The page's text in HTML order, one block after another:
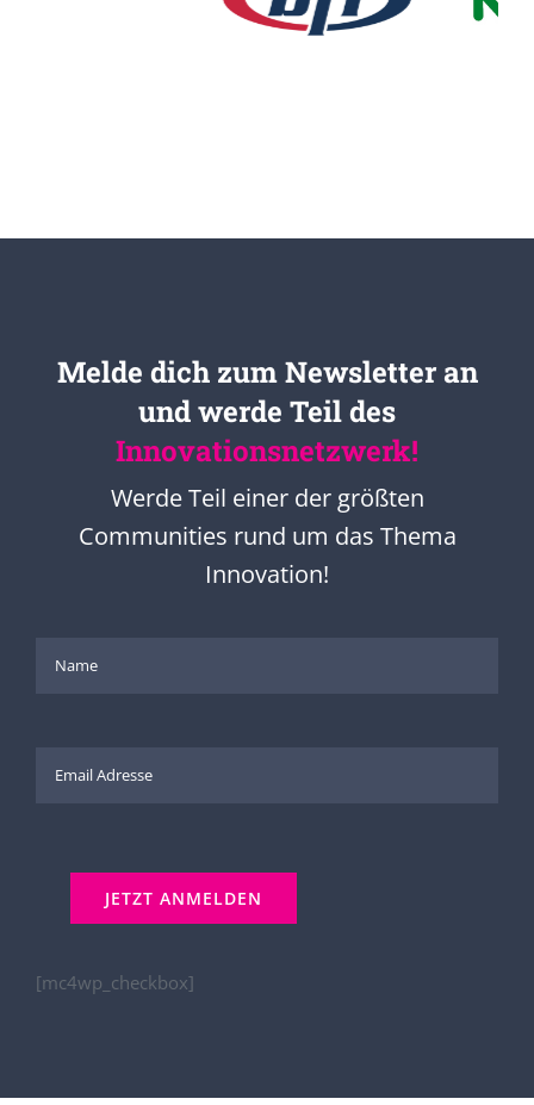
Melde dich zum Newsletter an
und werde Teil des
Innovationsnetzwerk!
Werde Teil einer der größten
Communities rund um das Thema
Innovation!
[mc4wp_checkbox]